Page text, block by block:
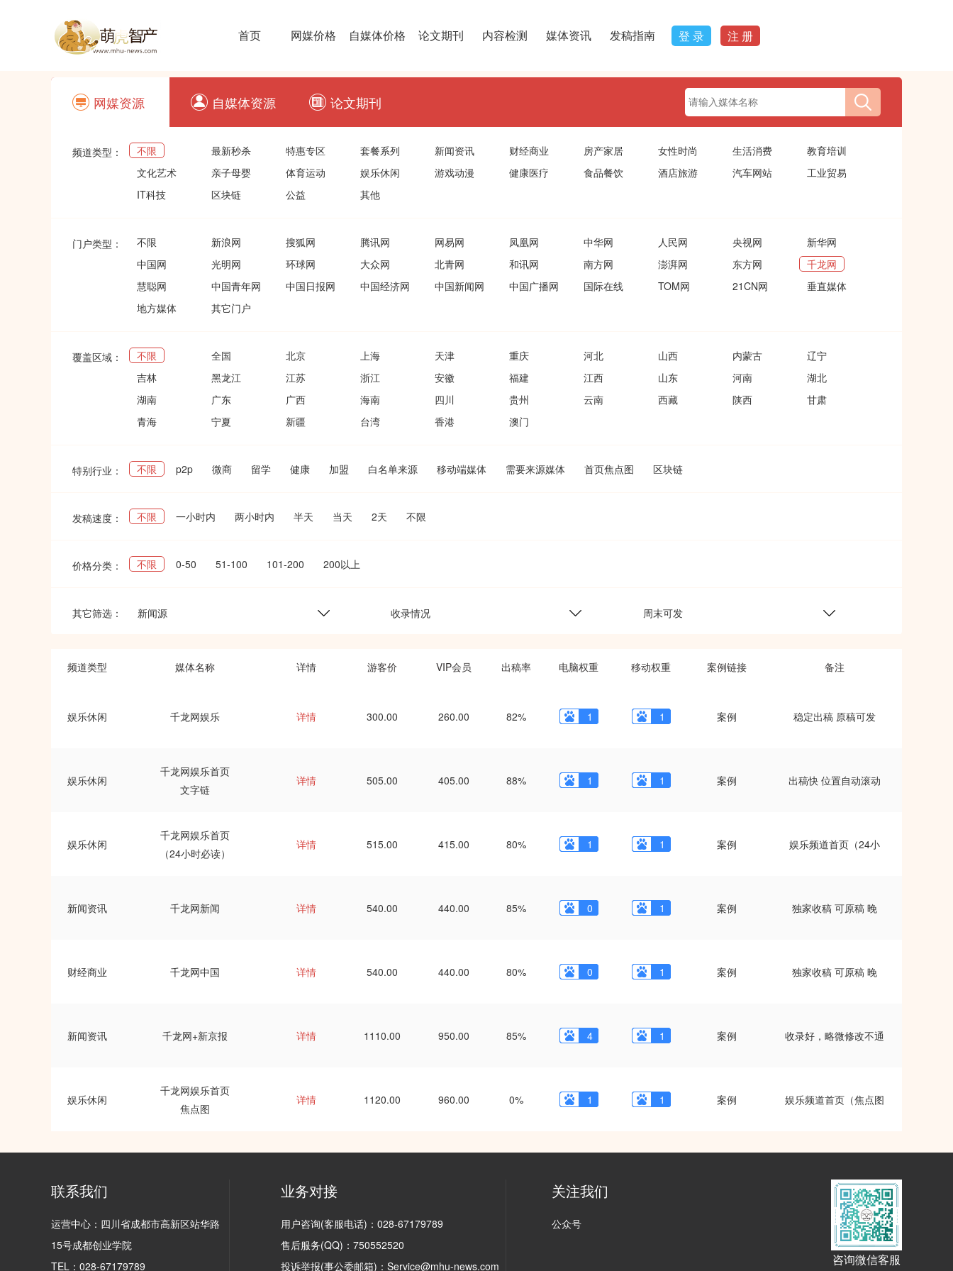
首页 网媒价格 自媒体价格 论文期刊 内容检测 媒体资讯 发稿指南 登 录 注 册
网媒资源 自媒体资源 论文期刊
频道类型： 不限 最新秒杀 特惠专区 套餐系列 新闻资讯 财经商业 房产家居 女性时尚 生活消费
教育培训
文化艺术
亲子母婴 体育运动 娱乐休闲 游戏动漫 健康医疗 食品餐饮 酒店旅游 汽车网站
工业贸易
IT科技
区块链 公益 其他
门户类型： 不限 新浪网 搜狐网 腾讯网 网易网 凤凰网 中华网 人民网 央视网
新华网
中国网
光明网 环球网 大众网 北青网 和讯网 南方网 澎湃网 东方网
千龙网
慧聪网
中国青年网 中国日报网 中国经济网 中国新闻网 中国广播网 国际在线 TOM网 21CN网
垂直媒体
地方媒体
其它门户
覆盖区域： 不限 全国 北京 上海 天津 重庆 河北 山西 内蒙古
辽宁
吉林
黑龙江 江苏 浙江 安徽 福建 江西 山东 河南
湖北
湖南
广东 广西 海南 四川 贵州 云南 西藏 陕西
甘肃
青海
宁夏 新疆 台湾 香港 澳门
特别行业： 不限 p2p 微商 留学 健康 加盟 白名单来源 移动端媒体 需要来源媒体 首页焦点图 区块链
发稿速度： 不限 一小时内 两小时内 半天 当天 2天 不限
价格分类： 不限 0-50 51-100 101-200 200以上
其它筛选： 新闻源 收录情况 周末可发
频道类型 媒体名称 详情 游客价 VIP会员 出稿率 电脑权重 移动权重 案例链接 备注
娱乐休闲 千龙网娱乐 详情 300.00 260.00 82% 1 1 案例 稳定出稿 原稿可发
娱乐休闲
千龙网娱乐首页
文字链
详情 505.00 405.00 88% 1 1 案例 出稿快 位置自动滚动
娱乐休闲
千龙网娱乐首页
（24小时必读）
详情 515.00 415.00 80% 1 1 案例 娱乐频道首页（24小
新闻资讯 千龙网新闻 详情 540.00 440.00 85% 0 1 案例 独家收稿 可原稿 晚
财经商业 千龙网中国 详情 540.00 440.00 80% 0 1 案例 独家收稿 可原稿 晚
新闻资讯 千龙网+新京报 详情 1110.00 950.00 85% 4 1 案例 收录好，略微修改不通
娱乐休闲
千龙网娱乐首页
焦点图
详情 1120.00 960.00 0% 1 1 案例 娱乐频道首页（焦点图
联系我们
运营中心：四川省成都市高新区站华路
15号成都创业学院
TEL：028-67179789
业务对接
用户咨询(客服电话)：028-67179789
售后服务(QQ)：750552520
投诉举报(事公委邮箱)：Service@mhu-news.com
关注我们
公众号
咨询微信客服